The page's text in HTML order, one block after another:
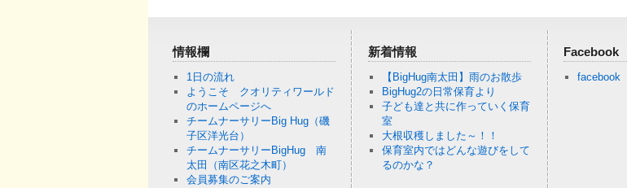
情報欄
1日の流れ
ようこそ クオリティワールド
のホームページへ
チームナーサリーBig Hug（磯
子区洋光台）
チームナーサリーBigHug 南
太田（南区花之木町）
会員募集のご案内
新着情報
【BigHug南太田】雨のお散歩
BigHug2の日常保育より
子ども達と共に作っていく保育
室
大根収穫しました～！！
保育室内ではどんな遊びをして
るのかな？
Facebook
facebook